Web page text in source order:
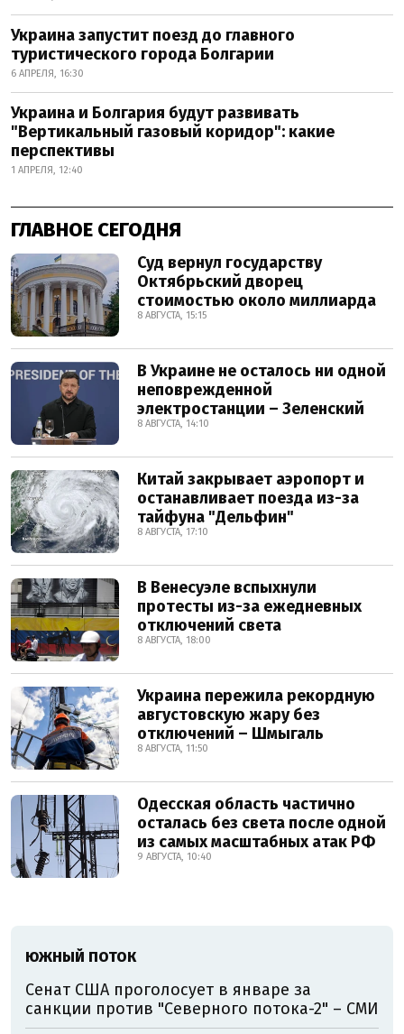
Украина запустит поезд до главного
туристического города Болгарии
6 АПРЕЛЯ, 16:30
Украина и Болгария будут развивать
"Вертикальный газовый коридор": какие
перспективы
1 АПРЕЛЯ, 12:40
ГЛАВНОЕ СЕГОДНЯ
Суд вернул государству
Октябрьский дворец
стоимостью около миллиарда
8 АВГУСТА, 15:15
В Украине не осталось ни одной
неповрежденной
электростанции – Зеленский
8 АВГУСТА, 14:10
Китай закрывает аэропорт и
останавливает поезда из-за
тайфуна "Дельфин"
8 АВГУСТА, 17:10
В Венесуэле вспыхнули
протесты из-за ежедневных
отключений света
8 АВГУСТА, 18:00
Украина пережила рекордную
августовскую жару без
отключений – Шмыгаль
8 АВГУСТА, 11:50
Одесская область частично
осталась без света после одной
из самых масштабных атак РФ
9 АВГУСТА, 10:40
ЮЖНЫЙ ПОТОК
Сенат США проголосует в январе за
санкции против "Северного потока-2" – СМИ